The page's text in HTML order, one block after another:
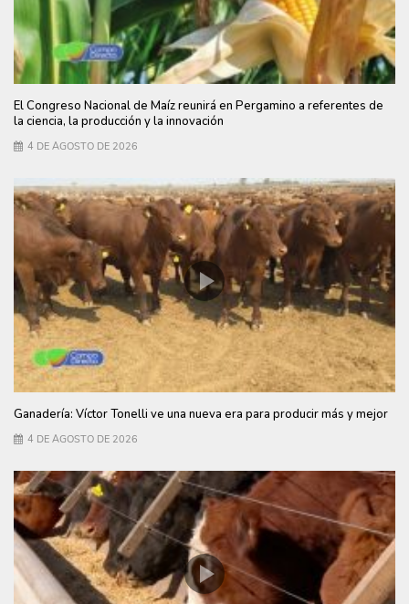
El Congreso Nacional de Maíz reunirá en Pergamino a referentes de
la ciencia, la producción y la innovación
4 DE AGOSTO DE 2026
Ganadería: Víctor Tonelli ve una nueva era para producir más y mejor
4 DE AGOSTO DE 2026